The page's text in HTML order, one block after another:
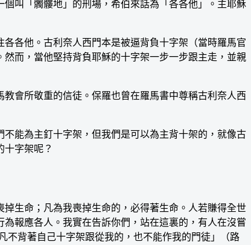
叫「髑髏地」的刑場，希伯來話為「各各他」。主耶穌
各他。古利奈人西門本是被逼背負十字架（當時羅馬官
而，當他堅持背負耶穌的十字架一步一步跟主走，並親
會所敬重的信徒。保羅也曾在羅馬書中尊稱古利奈人西
能為主釘十字架，但我們是可以為主背十架的，就像古
字架呢？
生命；凡為我喪掉生命的，必得著生命。人若賺得全世
報應各人。我實在告訴你們，站在這裏的，有人在沒嘗
不背著自己十字架跟從我的，也不能作我的門徒」（路